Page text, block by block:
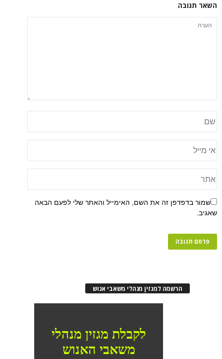
השאר תגובה
שמור בדפדפן זה את השם, האימייל והאתר שלי לפעם הבאה
שאגיב.
הרשמה למגזין מנהלי משאבי אנוש